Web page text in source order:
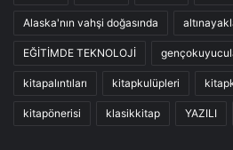
Alaska'nın vahşi doğasında
EĞİTİMDE TEKNOLOJİ
kitapalıntıları kitapkulüpleri
kitapönerisi klasikkitap YAZILI